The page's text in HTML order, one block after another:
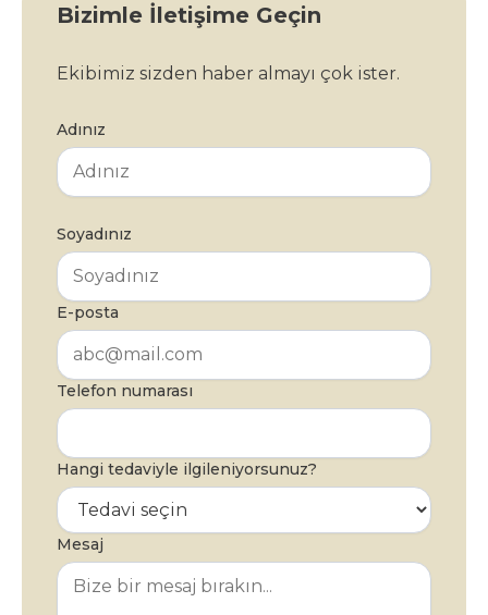
Bizimle İletişime Geçin
Ekibimiz sizden haber almayı çok ister.
Adınız
Soyadınız
E-posta
Telefon numarası
Hangi tedaviyle ilgileniyorsunuz?
Mesaj